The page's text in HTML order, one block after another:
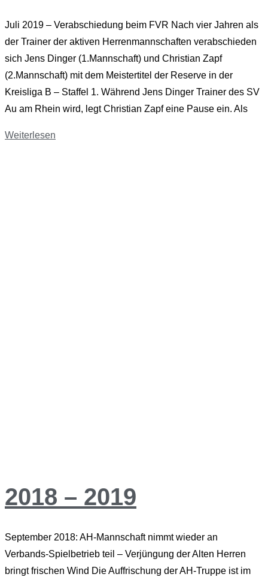
Juli 2019 – Verabschiedung beim FVR Nach vier Jahren als
der Trainer der aktiven Herrenmannschaften verabschieden
sich Jens Dinger (1.Mannschaft) und Christian Zapf
(2.Mannschaft) mit dem Meistertitel der Reserve in der
Kreisliga B – Staffel 1. Während Jens Dinger Trainer des SV
Au am Rhein wird, legt Christian Zapf eine Pause ein. Als
Weiterlesen
2018 – 2019
September 2018: AH-Mannschaft nimmt wieder an
Verbands-Spielbetrieb teil – Verjüngung der Alten Herren
bringt frischen Wind Die Auffrischung der AH-Truppe ist im